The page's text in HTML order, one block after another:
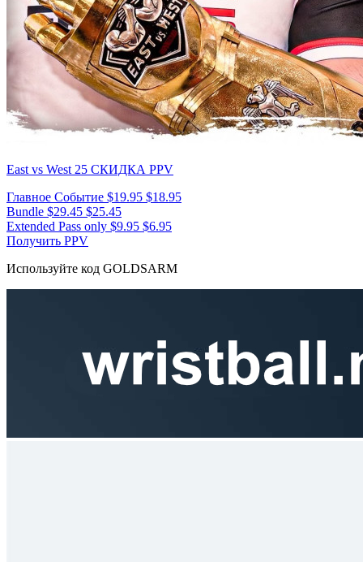
East vs West 25 СКИДКА PPV
Главное Событие $19.95 $18.95
Bundle $29.45 $25.45
Extended Pass only $9.95 $6.95
Получить PPV
Используйте код GOLDSARM